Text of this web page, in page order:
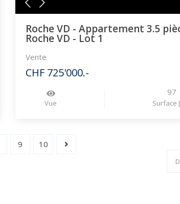
Roche VD - Appartement 3.5
Roche VD - Lot 1
Vente
CHF 725'000.-
Vue
97
Surface
9 10